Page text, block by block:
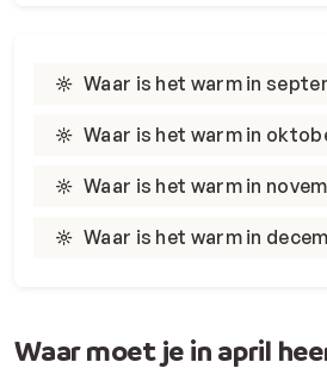
Waar is het warm in
Waar is het warm in
Waar is het warm in
Waar is het warm in
Waar moet je in april